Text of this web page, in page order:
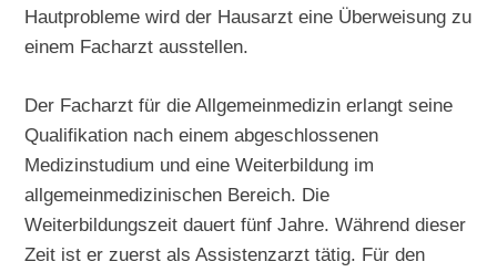
Hautprobleme wird der Hausarzt eine Überweisung zu
einem Facharzt ausstellen.
Der Facharzt für die Allgemeinmedizin erlangt seine
Qualifikation nach einem abgeschlossenen
Medizinstudium und eine Weiterbildung im
allgemeinmedizinischen Bereich. Die
Weiterbildungszeit dauert fünf Jahre. Während dieser
Zeit ist er zuerst als Assistenzarzt tätig. Für den